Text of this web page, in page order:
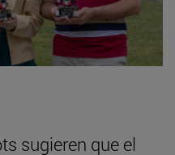
sugieren que el